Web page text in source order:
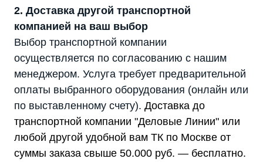
2. Доставка другой транспортной
компанией на ваш выбор
Выбор транспортной компании
осуществляется по согласованию с нашим
менеджером. Услуга требует предварительной
оплаты выбранного оборудования (онлайн или
по выставленному счету). Доставка до
транспортной компании "Деловые Линии" или
любой другой удобной вам ТК по Москве от
суммы заказа свыше 50.000 руб. — бесплатно.